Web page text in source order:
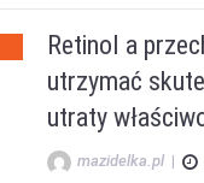
Retinol a
utrzymać
utraty
mazidelka.pl |